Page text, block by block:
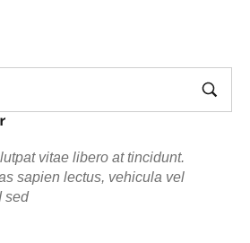
vitae libero at tincidunt.
sapien lectus, vehicula vel
sed